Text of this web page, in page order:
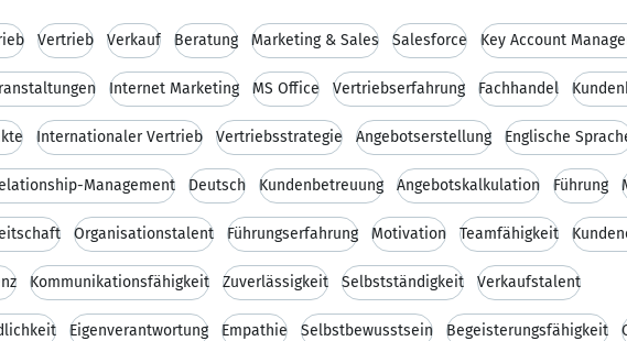
Vertrieb Verkauf Beratung Marketing & Sales Salesforce Key Account
Internet Marketing MS Office Vertriebserfahrung Fachhandel
Internationaler Vertrieb Vertriebsstrategie Angebotserstellung Englische
Management Deutsch Kundenbetreuung Angebotskalkulation Führung
Organisationstalent Führungserfahrung Motivation Teamfähigkeit
Kommunikationsfähigkeit Zuverlässigkeit Selbstständigkeit Verkaufstalent
Eigenverantwortung Empathie Selbstbewusstsein Begeisterungsfähigkeit